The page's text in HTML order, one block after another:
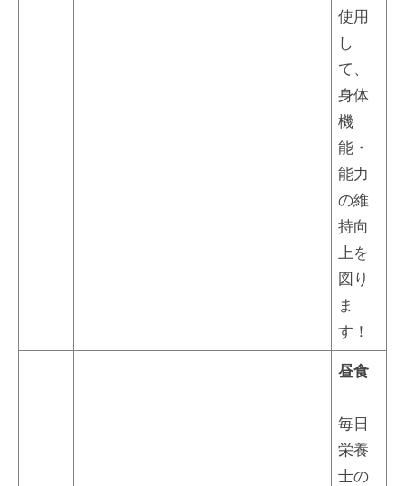
使用
し
て、
身体
機
能・
能力
の維
持向
上を
図り
ま
す！
昼食
毎日
栄養
士の